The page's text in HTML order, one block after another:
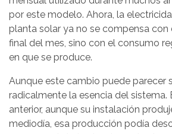
por este modelo. Ahora, la
planta solar ya no se compensa
final del mes, sino con el consumo
en que se produce.
Aunque este cambio puede parecer
radicalmente la esencia del sistema.
anterior, aunque su instalación
mediodía, esa producción podía